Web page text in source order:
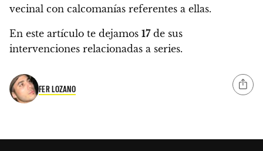
vecinal con calcomanías referentes a ellas.
En este artículo te dejamos 17de sus
intervenciones relacionadas a series.
FER LOZANO